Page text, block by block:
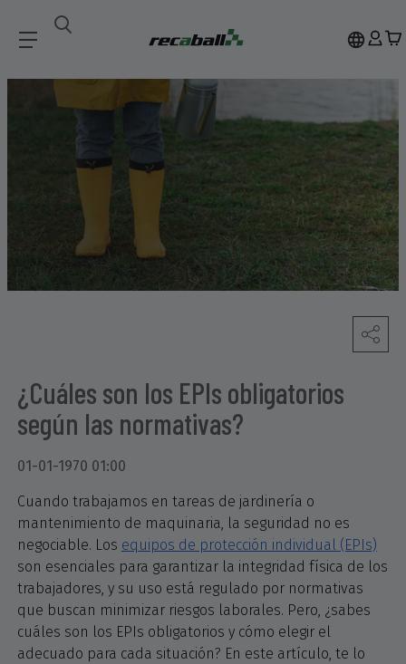
¿Cuáles son los EPIs obligatorios
según las normativas?
01-01-1970 01:00
Cuando trabajamos en tareas de jardinería o
mantenimiento de maquinaria, la seguridad no es
negociable. Los equipos de protección individual (EPIs)
son esenciales para garantizar la integridad física de los
trabajadores, y su uso está regulado por normativas
que buscan minimizar riesgos laborales. Pero, ¿sabes
cuáles son los EPIs obligatorios y cómo elegir el
adecuado para cada situación? En este artículo, te lo